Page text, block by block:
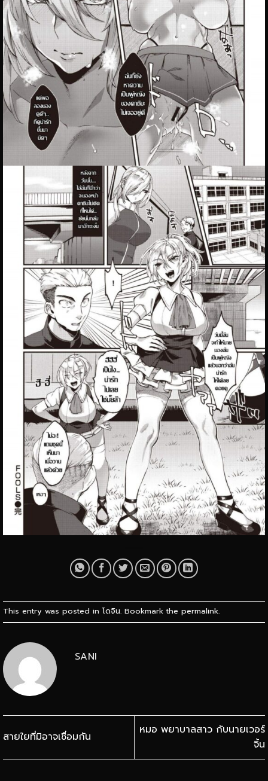
This entry was posted in โดจิน. Bookmark the permalink.
SANI
สายใยที่มิอาจเชื่อมกัน
หมอ พยาบาลสาว กับนายเวอร์
จิ้น